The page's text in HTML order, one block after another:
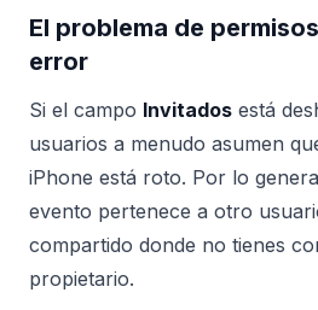
El problema de
error
Si el campo Invitados está
usuarios a menudo asumen
iPhone está roto. Por lo
evento pertenece a otro
compartido donde no tienes
propietario.